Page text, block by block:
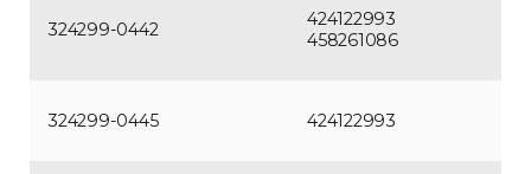
324299-0442
424122993
458261086
324299-0445 424122993